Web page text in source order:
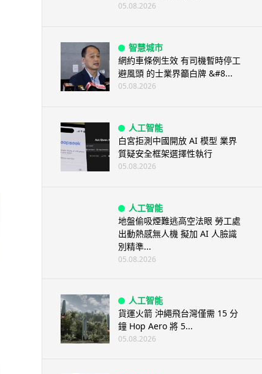
05.08.2026
智慧城市
網約車條例生效 有司機暫時停工
避風頭 的士業界籲白牌 &#8...
05.08.2026
人工智能
白宮拒測中國開放 AI 模型 業界
質疑安全框架選擇性執行
05.08.2026
人工智能
地盤偷吸煙難逃高空法眼 勞工處
出動熱感無人機 擬加 AI 人臉識
別精準...
05.08.2026
人工智能
貨運火箭 沖繩飛台灣僅需 15 分
鐘 Hop Aero 將 5...
05.08.2026